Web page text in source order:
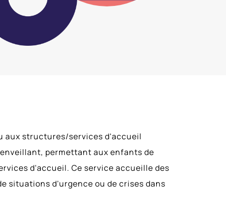
aux structures/services d'accueil
permettant aux enfants de
d'accueil. Ce service accueille des
situations d'urgence ou de crises dans